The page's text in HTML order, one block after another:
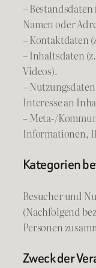
–
Namen oder
– Kontaktdaten
– Inhaltsdaten
Videos).
–
Interesse an
– Meta-/
Informationen,
Kategorien
Besucher und
(Nachfolgend
Personen
Zweck der